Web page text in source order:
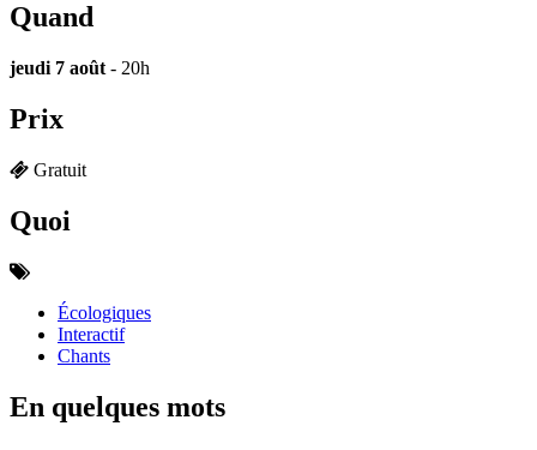
Quand
jeudi 7 août - 20h
Prix
Gratuit
Quoi
Écologiques
Interactif
Chants
En quelques mots